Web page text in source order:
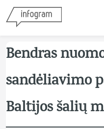
Bendras
sandėliavimo
Baltijos šalių